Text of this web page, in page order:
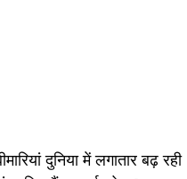
दुनिया में लगातार बढ़ रही